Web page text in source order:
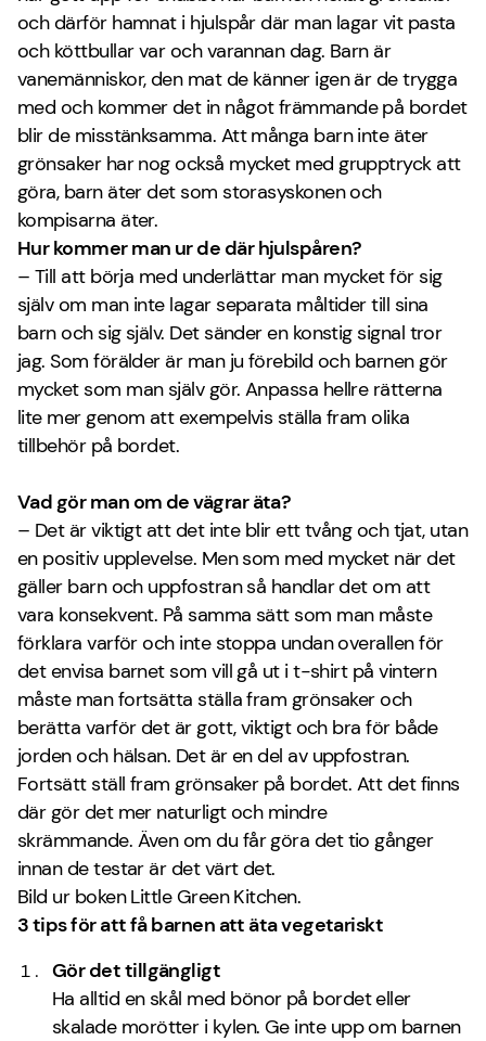
och därför hamnat i hjulspår där man lagar vit pasta
och köttbullar var och varannan dag. Barn är
vanemänniskor, den mat de känner igen är de trygga
med och kommer det in något främmande på bordet
blir de misstänksamma. Att många barn inte äter
grönsaker har nog också mycket med grupptryck att
göra, barn äter det som storasyskonen och
kompisarna äter.
Hur kommer man ur de där hjulspåren?
– Till att börja med underlättar man mycket för sig
själv om man inte lagar separata måltider till sina
barn och sig själv. Det sänder en konstig signal tror
jag. Som förälder är man ju förebild och barnen gör
mycket som man själv gör. Anpassa hellre rätterna
lite mer genom att exempelvis ställa fram olika
tillbehör på bordet.
Vad gör man om de vägrar äta?
– Det är viktigt att det inte blir ett tvång och tjat, utan
en positiv upplevelse. Men som med mycket när det
gäller barn och uppfostran så handlar det om att
vara konsekvent. På samma sätt som man måste
förklara varför och inte stoppa undan overallen för
det envisa barnet som vill gå ut i t-shirt på vintern
måste man fortsätta ställa fram grönsaker och
berätta varför det är gott, viktigt och bra för både
jorden och hälsan. Det är en del av uppfostran.
Fortsätt ställ fram grönsaker på bordet. Att det finns
där gör det mer naturligt och mindre
skrämmande. Även om du får göra det tio gånger
innan de testar är det värt det.
Bild ur boken Little Green Kitchen.
3 tips för att få barnen att äta vegetariskt
Gör det tillgängligt
Ha alltid en skål med bönor på bordet eller
skalade morötter i kylen. Ge inte upp om barnen